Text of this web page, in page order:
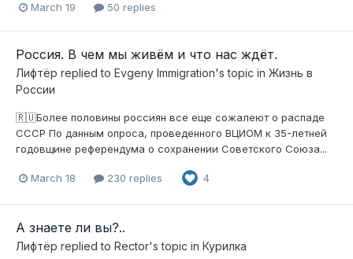
March 19 50 replies
Россия. В чем мы живём и что нас ждёт.
Лифтёр replied to Evgeny Immigration's topic in Жизнь в
России
🇷🇺Более половины россиян все еще сожалеют о распаде
СССР По данным опроса, проведенного ВЦИОМ к 35-летней
годовщине референдума о сохранении Советского Союза...
March 18 230 replies 4
А знаете ли вы?..
Лифтёр replied to Rector's topic in Курилка